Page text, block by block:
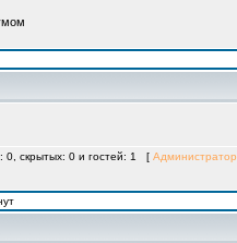
0, скрытых: 0 и гостей: 1 [ Администратор